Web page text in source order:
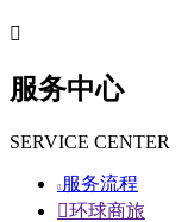

服务中心
SERVICE CENTER
 服务流程
环球商旅